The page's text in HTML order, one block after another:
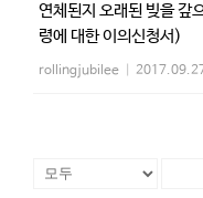
연체된지 오래된 빚을 갚
령에 대한 이의신청서)
rollingjubilee